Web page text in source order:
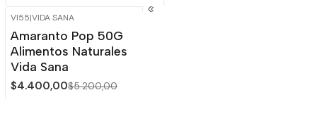
-15%
VI55|VIDA SANA
Amaranto Pop 50G
Alimentos Naturales
Vida Sana
$4.400,00$5.200,00